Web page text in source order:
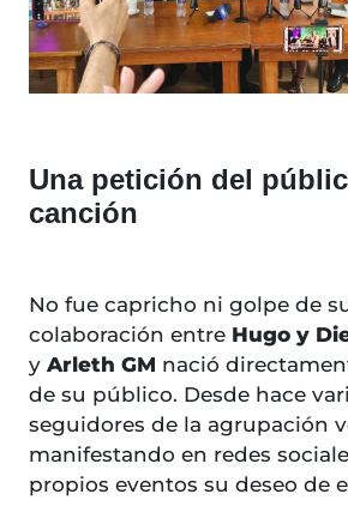
Una petición del
canción
No fue capricho ni golpe de
colaboración entre Hugo y
y Arleth GM nació
de su público. Desde hace
seguidores de la agrupación
manifestando en redes
propios eventos su deseo de